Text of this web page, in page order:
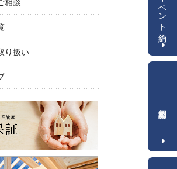
相談
り扱い
イベント予約